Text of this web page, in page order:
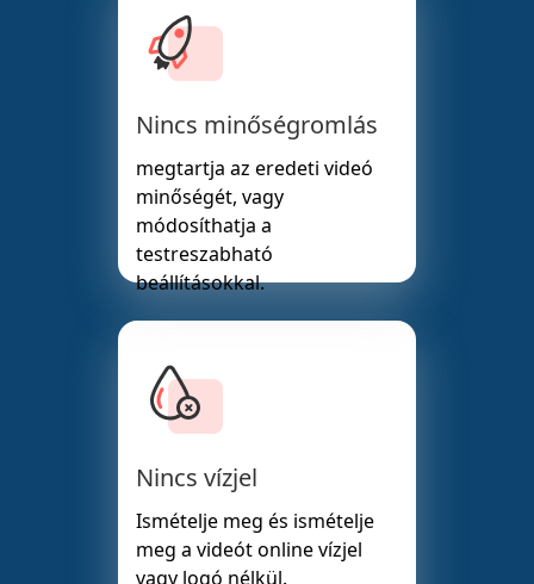
Nincs minőségromlás
megtartja az eredeti videó
minőségét, vagy
módosíthatja a
testreszabható
beállításokkal.
Nincs vízjel
Ismételje meg és ismételje
meg a videót online vízjel
vagy logó nélkül.